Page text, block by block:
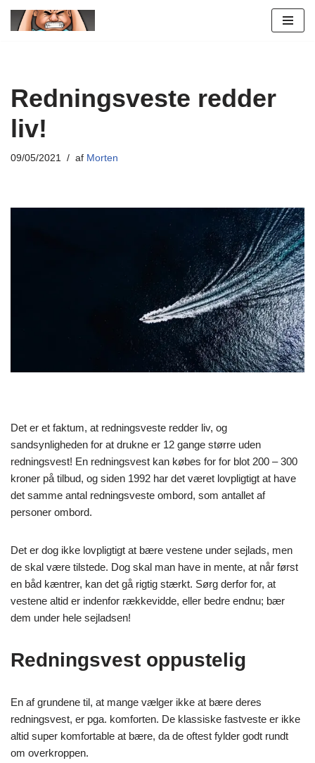
Redningsveste redder
liv!
09/05/2021 af Morten
Det er et faktum, at redningsveste redder liv, og
sandsynligheden for at drukne er 12 gange større uden
redningsvest! En redningsvest kan købes for for blot 200 – 300
kroner på tilbud, og siden 1992 har det været lovpligtigt at have
det samme antal redningsveste ombord, som antallet af
personer ombord.
Det er dog ikke lovpligtigt at bære vestene under sejlads, men
de skal være tilstede. Dog skal man have in mente, at når først
en båd kæntrer, kan det gå rigtig stærkt. Sørg derfor for, at
vestene altid er indenfor rækkevidde, eller bedre endnu; bær
dem under hele sejladsen!
Redningsvest oppustelig
En af grundene til, at mange vælger ikke at bære deres
redningsvest, er pga. komforten. De klassiske fastveste er ikke
altid super komfortable at bære, da de oftest fylder godt rundt
om overkroppen.